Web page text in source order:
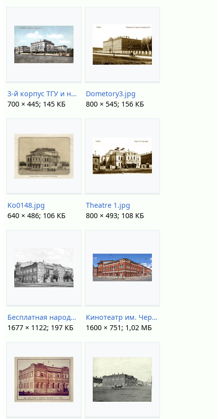
3-й корпус ТГУ и научка.jpg
700 × 445; 145 КБ
Dometory3.jpg
800 × 545; 156 КБ
Ko0148.jpg
640 × 486; 106 КБ
Theatre 1.jpg
800 × 493; 108 КБ
Бесплатная народная библиотека, конец XIX - начало ХХ века.jpg
1677 × 1122; 197 КБ
Кинотеатр им. Черных.jpg
1600 × 751; 1,02 МБ